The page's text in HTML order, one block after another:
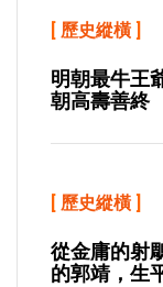
[ 歷史縱橫 ]
明朝最牛王
朝高壽善終
[ 歷史縱橫 ]
從金庸的射
的郭靖，生